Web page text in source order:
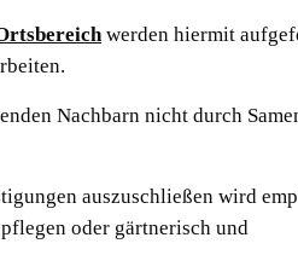
werden hiermit
Nachbarn nicht durch
auszuschließen wird
oder gärtnerisch und